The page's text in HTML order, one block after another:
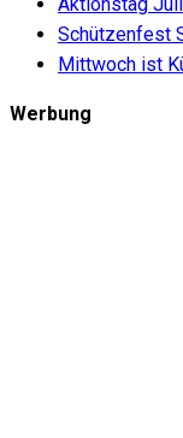
Schützenfest
Mittwoch ist
Werbung